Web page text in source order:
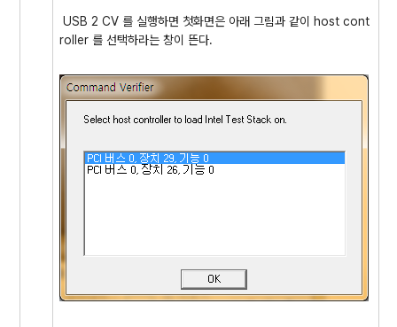
USB 2 CV 를 실행하면 첫화면은 아래 그림과 같이 host cont
roller 를 선택하라는 창이 뜬다.